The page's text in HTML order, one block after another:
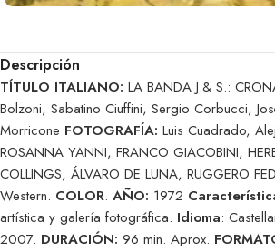
Descripción
TÍTULO ITALIANO: LA BANDA J.& S.:
Bolzoni, Sabatino Ciuffini, Sergio Corbucci,
Morricone FOTOGRAFÍA: Luis Cuadrado,
ROSANNA YANNI, FRANCO GIACOBINI,
COLLINGS, ÁLVARO DE LUNA, RUGGERO
Western. COLOR. AÑO: 1972
artística y galería fotográfica. Idioma:
2007. DURACIÓN: 96 min. Aprox.